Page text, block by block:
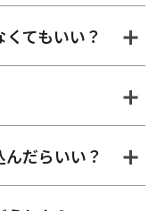
てもいい？
だらいい？